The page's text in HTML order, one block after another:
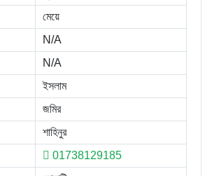
মেয়ে
N/A
N/A
ইসলাম
জমির
শাহিনুর
01738129185